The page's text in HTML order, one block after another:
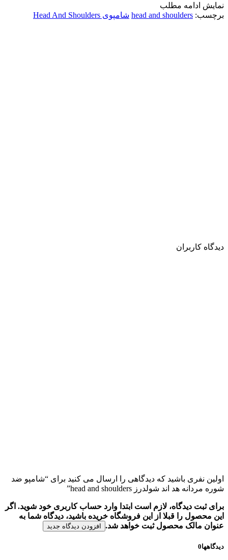
نمایش ادامه مطلب
برچسب: head and shoulders شامپوی Head And Shoulders
دیدگاه کاربران
اولین نفری باشید که دیدگاهی را ارسال می کنید برای “شامپو ضد
شوره مردانه هد اند شولدرز head and shoulders”
برای ثبت دیدگاه، لازم است ابتدا وارد حساب کاربری خود شوید. اگر
این محصول را قبلا از این فروشگاه خریده باشید، دیدگاه شما به
عنوان مالک محصول ثبت خواهد شد.
افزودن دیدگاه جدید
دیدگاهها0